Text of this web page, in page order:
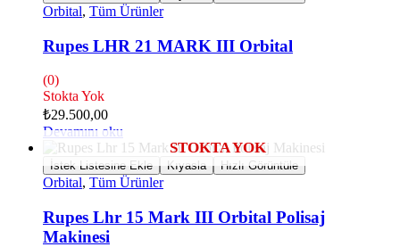
Orbital, Tüm Ürünler
Rupes LHR 21 MARK III Orbital
(0)
Stokta Yok
₺29.500,00
Devamını oku
İstek Listesine Ekle Kıyasla Hızlı Görüntüle
Orbital, Tüm Ürünler
Rupes Lhr 15 Mark III Orbital Polisaj
Makinesi